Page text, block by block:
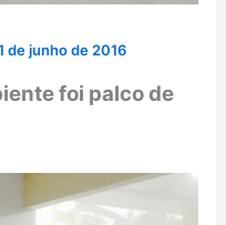
de junho de 2016
foi palco de